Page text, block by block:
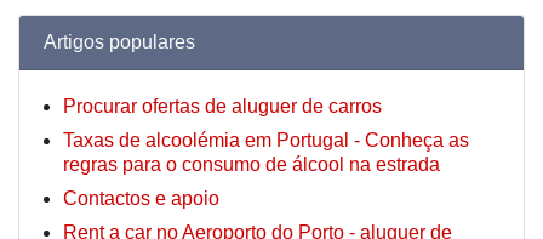
Artigos populares
Procurar ofertas de aluguer de carros
Taxas de alcoolémia em Portugal - Conheça as
regras para o consumo de álcool na estrada
Contactos e apoio
Rent a car no Aeroporto do Porto - aluguer de